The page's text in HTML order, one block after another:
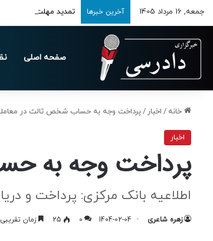
جمعه, 16 مرداد 1405 آخرین خبرها تمدید مهلت ارسال
صفحه اصلی
خانه / اخبار /پرداخت وجه به حساب شخص ثالث در
اخبار
پرداخت وجه به
اطلاعیه بانک مرکزی: پرداخت و
زهره شاعری 1404-02-04
0
25 زمان تقریبی